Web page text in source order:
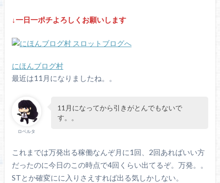
↓一日一ポチよろしくお願いします
にほんブログ村
最近は11月になりましたね。。
ロベルタ
11月になってから引きがとんでもないで
す。。
これまでは万発出る稼働なんぞ月に1回、2回あればいい方
だったのに今日のこの時点で4回くらい出てるぞ。万発。。
STとか確変にに入りさえすれば出る気しかしない。